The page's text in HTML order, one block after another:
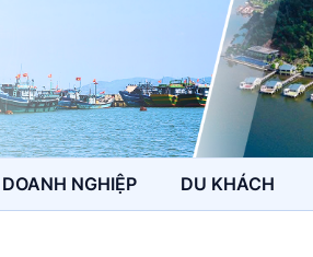
DOANH NGHIỆP DU KHÁCH